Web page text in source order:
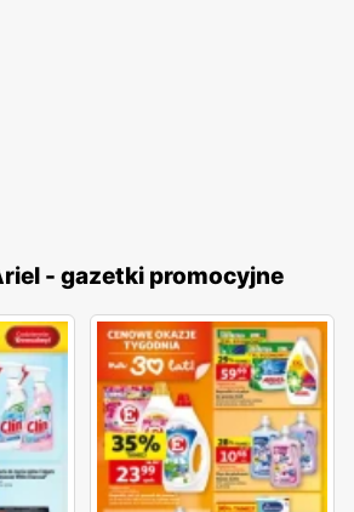
- gazetki promocyjne